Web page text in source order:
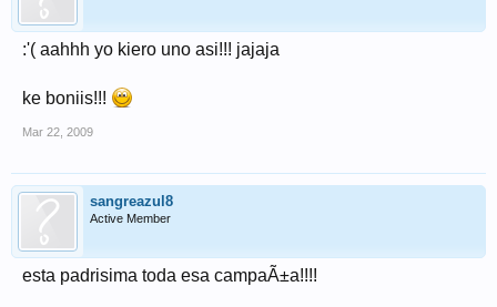
:'( aahhh yo kiero uno asi!!! jajaja
ke boniis!!!
Mar 22, 2009
sangreazul8
Active Member
esta padrisima toda esa campaÃ±a!!!!